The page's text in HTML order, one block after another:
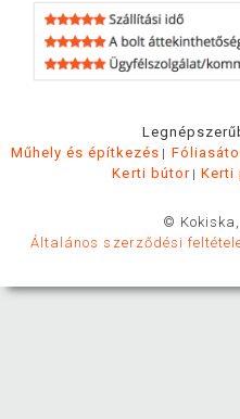
Műhely és építkezés
Kerti bútor
Kerti
© Kokiska,
Általános szerződési